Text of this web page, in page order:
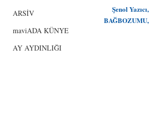
ARSİV
maviADA KÜNYE
AY AYDINLIĞI
Şenol Yazıcı,
BAĞBOZUMU,